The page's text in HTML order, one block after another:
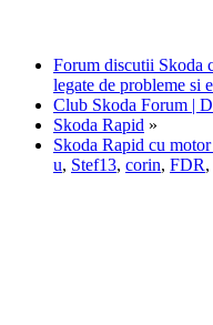
Forum discutii Skoda
legate de probleme si
Club Skoda Forum |
Skoda Rapid »
Skoda Rapid cu
u, Stef13, corin, FDR,